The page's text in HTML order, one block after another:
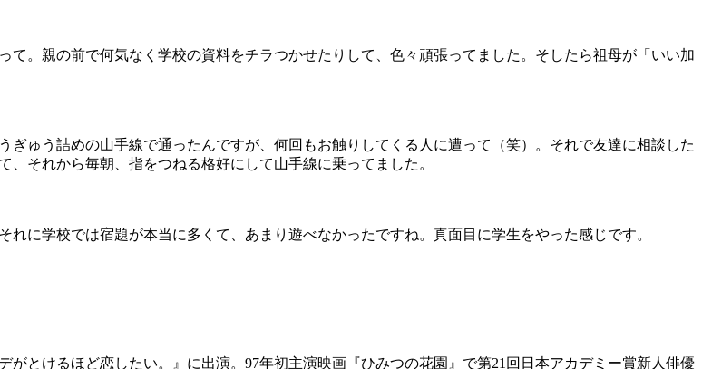
。親の前で何気なく学校の資料をチラつかせたりして、色々頑張ってました。そしたら祖母が「いい加
ゅう詰めの山手線で通ったんですが、何回もお触りしてくる人に遭って（笑）。それで友達に相談した
それから毎朝、指をつねる格好にして山手線に乗ってました。
に学校では宿題が本当に多くて、あまり遊べなかったですね。真面目に学生をやった感じです。
とけるほど恋したい。』に出演。97年初主演映画『ひみつの花園』で第21回日本アカデミー賞新人俳優